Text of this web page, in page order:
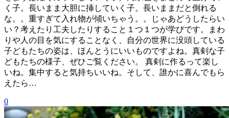
く子。長いまま大胆に挿していく子。長いままだと倒れる
な。。重すぎて入れ物が傾いちゃう。。じゃあどうしたらい
い？考えたり工夫したりすること１つ１つが学びです。まわ
りや人の目を気にすることなく、自分の世界に没頭している
子どもたちの姿は、ほんとうにいいものですよね。真剣な子
どもたちの様子、ぜひご覧ください。 真剣に作るって楽し
いね。集中すると気持ちいいね。そして、誰かに喜んでもら
えたら…
0